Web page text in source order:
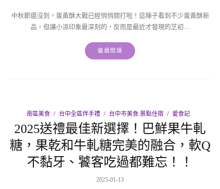
中秋節還沒到，蛋黃酥大戰已經悄悄開打啦！這陣子看到不少蛋黃酥新
品，但讓小涼印象最深刻的，反而是最近才發現的芝初…
繼續閱讀
南區美食 台中全區伴手禮 台中市美食.景點住宿 愛食記
2025送禮最佳新選擇！巴鮮果牛軋
糖，果乾和牛軋糖完美的融合，軟Q
不黏牙、饕客吃過都難忘！！
2025-01-13